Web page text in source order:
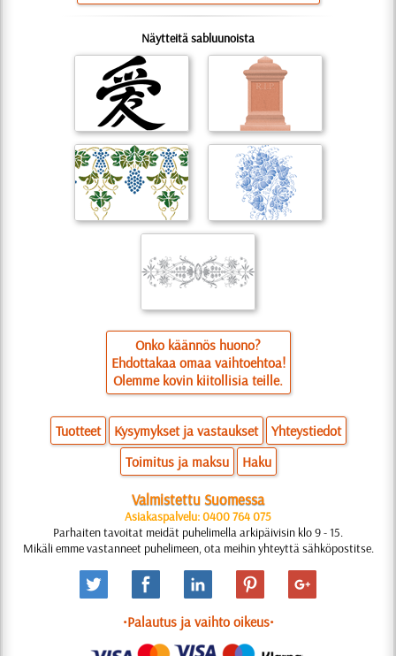
Näytteitä sabluunoista
Onko käännös huono?
Ehdottakaa omaa vaihtoehtoa!
Olemme kovin kiitollisia teille.
Tuotteet Kysymykset ja vastaukset
Yhteystiedot
Toimitus ja maksu
Haku
Valmistettu Suomessa
Asiakaspalvelu: 0400 764 075
Parhaiten tavoitat meidät puhelimella arkipäivisin klo 9 - 15.
Mikäli emme vastanneet puhelimeen, ota meihin yhteyttä sähköpostitse.
•Palautus ja vaihto oikeus•